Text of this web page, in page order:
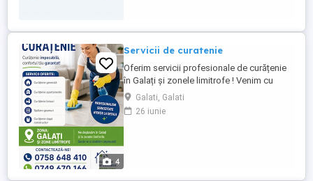
4
Servicii de curatenie
Oferim servicii profesionale de curățenie
în Galați și zonele limitrofe ! Venim cu
echipamente performante și produsele
noastre pentru o igiena impecabila
.Oferim :curatenie de întreținere, generala
Galati, Galati
26 iunie